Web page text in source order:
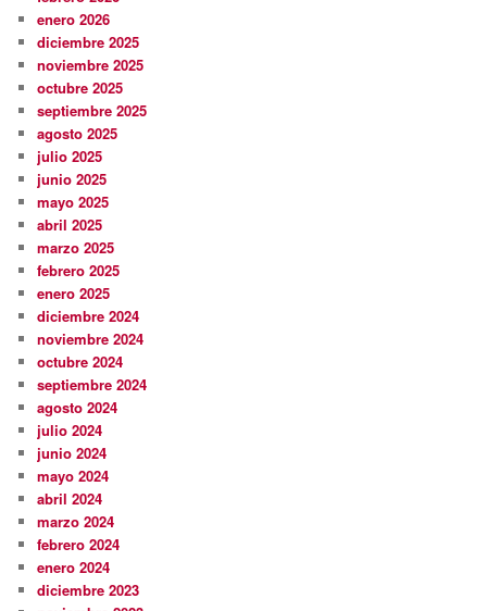
enero 2026
diciembre 2025
noviembre 2025
octubre 2025
septiembre 2025
agosto 2025
julio 2025
junio 2025
mayo 2025
abril 2025
marzo 2025
febrero 2025
enero 2025
diciembre 2024
noviembre 2024
octubre 2024
septiembre 2024
agosto 2024
julio 2024
junio 2024
mayo 2024
abril 2024
marzo 2024
febrero 2024
enero 2024
diciembre 2023